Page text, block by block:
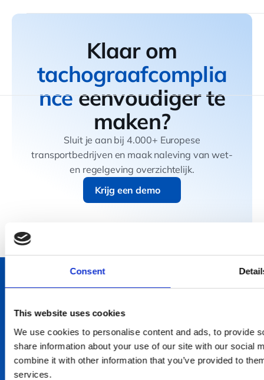
Consent
This website uses cookies
We use cookies to personalise content and ads, to provide
share information about your use of our site with our social
combine it with other information that you’ve provided to
services.
Klaar om
tachograafcomplia
nce eenvoudiger te
maken?
Sluit je aan bij 4.000+ Europese
transportbedrijven en maak naleving van wet-
en regelgeving overzichtelijk.
Krijg een demo
Krijg een demo
Home
Hardware
Analyse Software
Voice Assistent